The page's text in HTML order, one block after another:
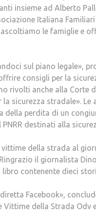
insieme ad Alberto
Italiana
le famiglie e
sul piano legale»,
consigli per la
rivolti anche alla Corte
sicurezza stradale».
della perdita di un
destinati alla
della strada al
il giornalista
contenente dieci
Facebook»,
Vittime della Strada